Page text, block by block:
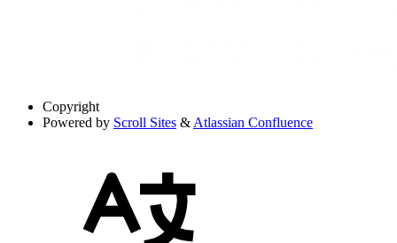
Copyright
Powered by Scroll Sites & Atlassian Confluence